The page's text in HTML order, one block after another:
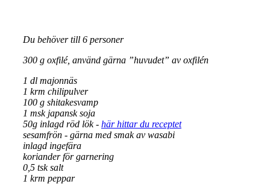
Du behöver till 6 personer
300 g oxfilé, använd gärna ”huvudet” av oxfilén
1 dl majonnäs
1 krm chilipulver
100 g shitakesvamp
1 msk japansk soja
50g inlagd röd lök - här hittar du receptet
sesamfrön - gärna med smak av wasabi
inlagd ingefära
koriander för garnering
0,5 tsk salt
1 krm peppar